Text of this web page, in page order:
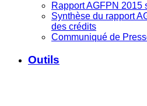
Rapport AGFPN 2015
Synthèse du rapport
des crédits
Communiqué de
Outils